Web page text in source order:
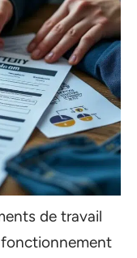
de travail